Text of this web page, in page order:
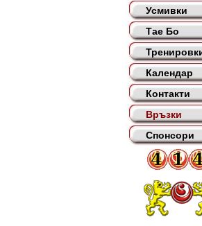
Усмивки
Тае Бо
Календар
Контакти
Връзки
Спонсори